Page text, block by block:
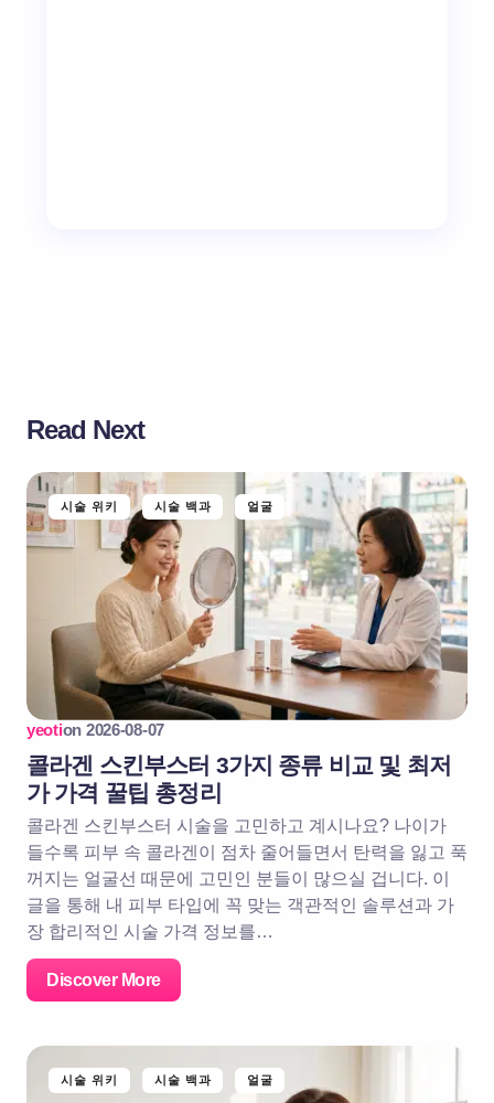
Read Next
시술 위키 시술 백과 얼굴
yeotion 2026-08-07
콜라겐 스킨부스터 3가지 종류 비교 및 최저
가 가격 꿀팁 총정리
콜라겐 스킨부스터 시술을 고민하고 계시나요? 나이가
들수록 피부 속 콜라겐이 점차 줄어들면서 탄력을 잃고 푹
꺼지는 얼굴선 때문에 고민인 분들이 많으실 겁니다. 이
글을 통해 내 피부 타입에 꼭 맞는 객관적인 솔루션과 가
장 합리적인 시술 가격 정보를…
Discover More
시술 위키 시술 백과 얼굴